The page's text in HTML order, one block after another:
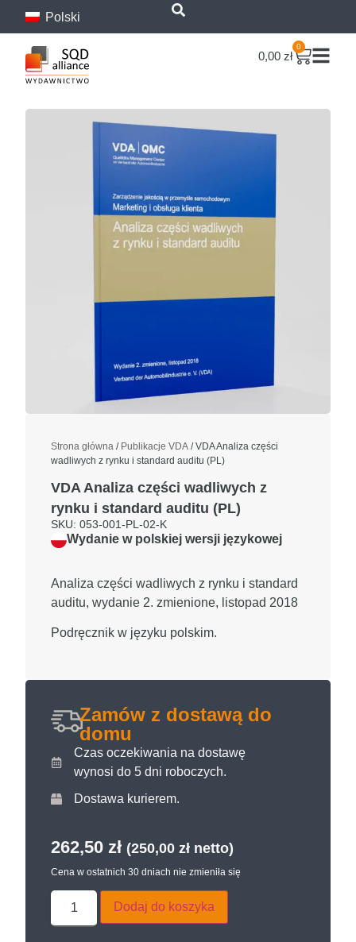
treści
Polski
0,00 zł
0
Strona główna / Publikacje VDA / VDA Analiza części
wadliwych z rynku i standard auditu (PL)
VDA Analiza części wadliwych z
rynku i standard auditu (PL)
SKU: 053-001-PL-02-K
Wydanie w polskiej wersji językowej
Analiza części wadliwych z rynku i standard
auditu, wydanie 2. zmienione, listopad 2018
Podręcznik w języku polskim.
Zamów z dostawą do
domu
Czas oczekiwania na dostawę
wynosi do 5 dni roboczych.
Dostawa kurierem.
262,50 zł (250,00 zł netto)
Cena w ostatnich 30 dniach nie zmieniła się
Dodaj do koszyka